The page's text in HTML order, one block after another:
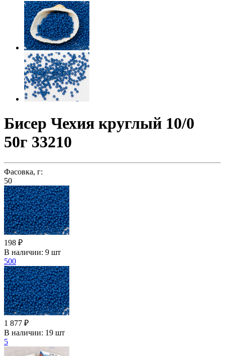
Бисер Чехия круглый 10/0
50г 33210
Фасовка, г:
50
198 ₽
В наличии: 9 шт
500
1 877 ₽
В наличии: 19 шт
5